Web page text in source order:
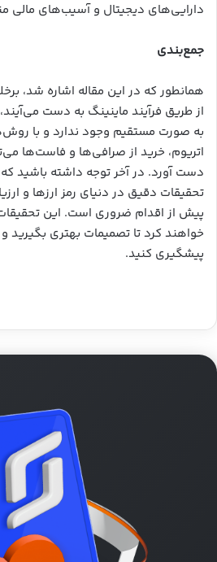
دارایی‌های دیجیتال و آسیب‌های مالی
جمع‌بندی
همانطور که در این مقاله اشاره شد،
از طریق فرآیند ماینینگ به دست
به صورت مستقیم وجود ندارد و با
اتریوم، خرید از صرافی‌ها و فاست‌ها
دست آورد. در آخر توجه داشته باشید
تحقیقات دقیق در دنیای رمز ارزها و
پیش از اقدام ضروری است. این
خواهند کرد تا تصمیمات بهتری بگیرید
پیشگیری کنید.